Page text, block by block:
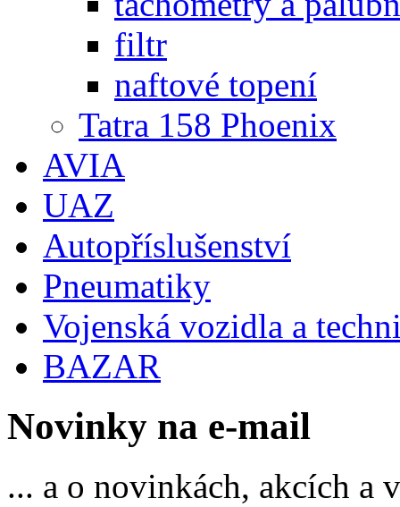
filtr
naftové topení
Tatra 158 Phoenix
AVIA
UAZ
Autopříslušenství
Pneumatiky
Vojenská vozidla a
BAZAR
Novinky na e-mail
... a o novinkách, akcích